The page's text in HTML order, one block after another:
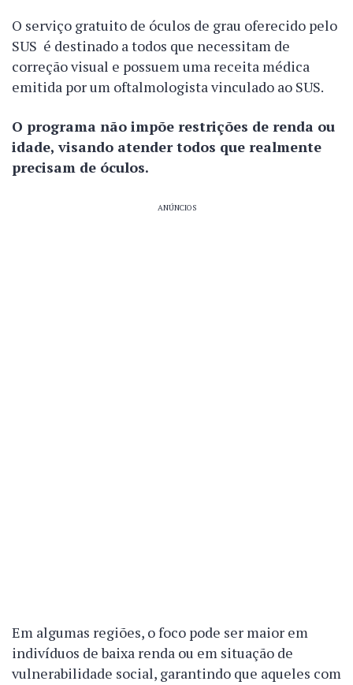
O serviço gratuito de óculos de grau oferecido pelo
SUS é destinado a todos que necessitam de
correção visual e possuem uma receita médica
emitida por um oftalmologista vinculado ao SUS.
O programa não impõe restrições de renda ou
idade, visando atender todos que realmente
precisam de óculos.
ANÚNCIOS
Em algumas regiões, o foco pode ser maior em
indivíduos de baixa renda ou em situação de
vulnerabilidade social, garantindo que aqueles com